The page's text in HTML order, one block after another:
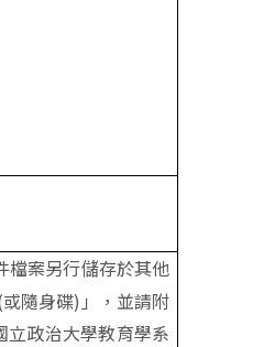
檔案另行儲存於其他
隨身碟)」，並請附
政治大學教育學系